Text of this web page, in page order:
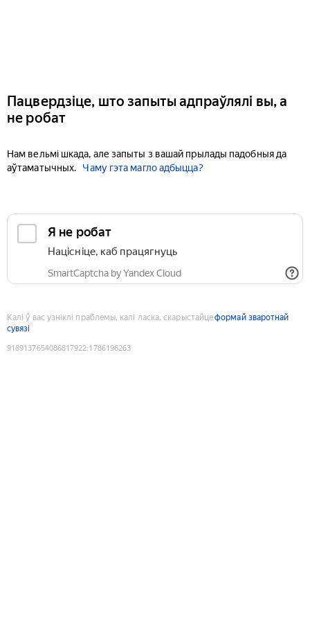
Пацвердзіце, што запыты адпраўлялі вы, а
не робат
Нам вельмі шкада, але запыты з вашай прылады падобныя да
аўтаматычных.
Чаму гэта магло адбыцца?
Я не робат
Націсніце, каб працягнуць
SmartCaptcha by Yandex Cloud
Калі ў вас узніклі праблемы, калі ласка, скарыстайцеформай зваротнай
сувязі
9189137654086817922:1786196263